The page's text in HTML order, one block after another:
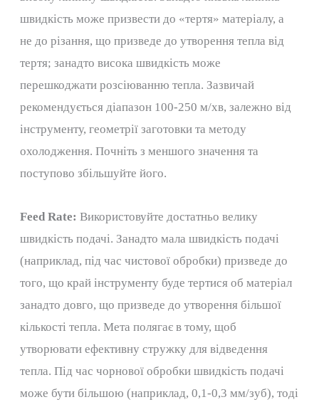
швидкість може призвести до «тертя» матеріалу, а
не до різання, що призведе до утворення тепла від
тертя; занадто висока швидкість може
перешкоджати розсіюванню тепла. Зазвичай
рекомендується діапазон 100-250 м/хв, залежно від
інструменту, геометрії заготовки та методу
охолодження. Почніть з меншого значення та
поступово збільшуйте його.
Feed Rate: Використовуйте достатньо велику
швидкість подачі. Занадто мала швидкість подачі
(наприклад, під час чистової обробки) призведе до
того, що край інструменту буде тертися об матеріал
занадто довго, що призведе до утворення більшої
кількості тепла. Мета полягає в тому, щоб
утворювати ефективну стружку для відведення
тепла. Під час чорнової обробки швидкість подачі
може бути більшою (наприклад, 0,1-0,3 мм/зуб), тоді